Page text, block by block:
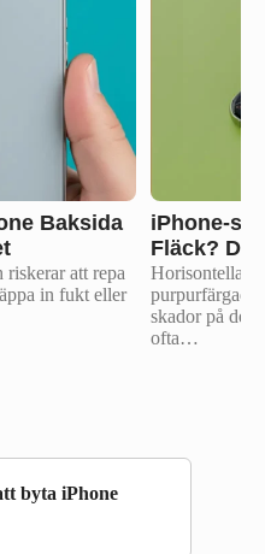
Baksida
riskerar att repa
in fukt eller
iPhone-
Fläck?
Horisontella/
skador på
ofta…
byta iPhone